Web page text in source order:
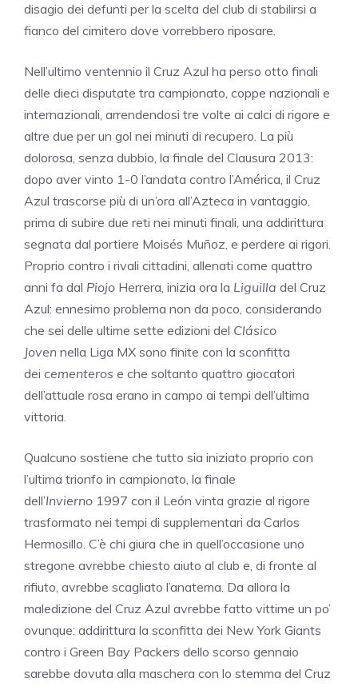
disagio dei defunti per la scelta del club di stabilirsi a
fianco del cimitero dove vorrebbero riposare.
Nell’ultimo ventennio il Cruz Azul ha perso otto finali
delle dieci disputate tra campionato, coppe nazionali e
internazionali, arrendendosi tre volte ai calci di rigore e
altre due per un gol nei minuti di recupero. La più
dolorosa, senza dubbio, la finale del Clausura 2013:
dopo aver vinto 1-0 l’andata contro l’América, il Cruz
Azul trascorse più di un’ora all’Azteca in vantaggio,
prima di subire due reti nei minuti finali, una addirittura
segnata dal portiere Moisés Muñoz, e perdere ai rigori.
Proprio contro i rivali cittadini, allenati come quattro
anni fa dal Piojo Herrera, inizia ora la Liguilla del Cruz
Azul: ennesimo problema non da poco, considerando
che sei delle ultime sette edizioni del Clásico
Joven nella Liga MX sono finite con la sconfitta
dei cementeros e che soltanto quattro giocatori
dell’attuale rosa erano in campo ai tempi dell’ultima
vittoria.
Qualcuno sostiene che tutto sia iniziato proprio con
l’ultima trionfo in campionato, la finale
dell’Invierno 1997 con il León vinta grazie al rigore
trasformato nei tempi di supplementari da Carlos
Hermosillo. C’è chi giura che in quell’occasione uno
stregone avrebbe chiesto aiuto al club e, di fronte al
rifiuto, avrebbe scagliato l’anatema. Da allora la
maledizione del Cruz Azul avrebbe fatto vittime un po’
ovunque: addirittura la sconfitta dei New York Giants
contro i Green Bay Packers dello scorso gennaio
sarebbe dovuta alla maschera con lo stemma del Cruz